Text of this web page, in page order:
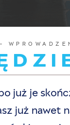
-
już je
już nawet